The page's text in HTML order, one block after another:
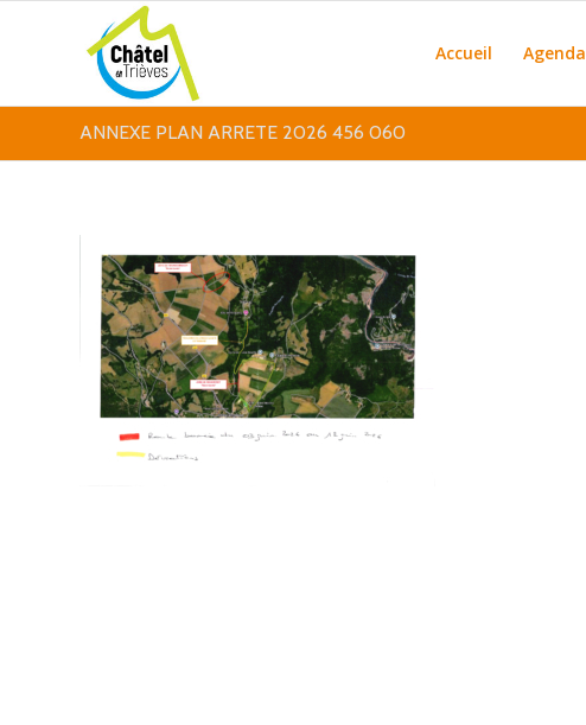
Accueil Agenda
ANNEXE PLAN ARRETE 2026 456 060